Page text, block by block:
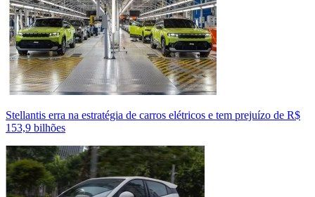
Stellantis erra na estratégia de carros elétricos e tem prejuízo de R$
153,9 bilhões